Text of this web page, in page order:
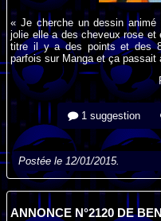
« Je cherche un dessin
jolie elle a des cheveux rose
titre il y a des points et des
parfois sur Manga et ça
1 suggestion
Postée le 12/01/2015.
ANNONCE N°2120 DE